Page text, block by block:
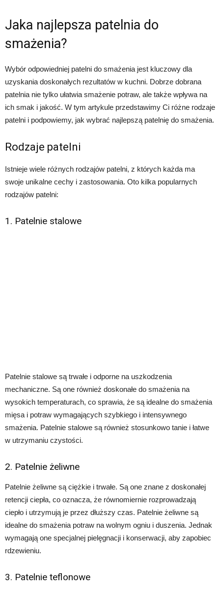
Jaka najlepsza patelnia do
smażenia?
Wybór odpowiedniej patelni do smażenia jest kluczowy dla
uzyskania doskonałych rezultatów w kuchni. Dobrze dobrana
patelnia nie tylko ułatwia smażenie potraw, ale także wpływa na
ich smak i jakość. W tym artykule przedstawimy Ci różne rodzaje
patelni i podpowiemy, jak wybrać najlepszą patelnię do smażenia.
Rodzaje patelni
Istnieje wiele różnych rodzajów patelni, z których każda ma
swoje unikalne cechy i zastosowania. Oto kilka popularnych
rodzajów patelni:
1. Patelnie stalowe
Patelnie stalowe są trwałe i odporne na uszkodzenia
mechaniczne. Są one również doskonałe do smażenia na
wysokich temperaturach, co sprawia, że są idealne do smażenia
mięsa i potraw wymagających szybkiego i intensywnego
smażenia. Patelnie stalowe są również stosunkowo tanie i łatwe
w utrzymaniu czystości.
2. Patelnie żeliwne
Patelnie żeliwne są ciężkie i trwałe. Są one znane z doskonałej
retencji ciepła, co oznacza, że równomiernie rozprowadzają
ciepło i utrzymują je przez dłuższy czas. Patelnie żeliwne są
idealne do smażenia potraw na wolnym ogniu i duszenia. Jednak
wymagają one specjalnej pielęgnacji i konserwacji, aby zapobiec
rdzewieniu.
3. Patelnie teflonowe